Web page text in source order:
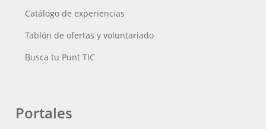
Catálogo de experiencias
Tablón de ofertas y voluntariado
Busca tu Punt TIC
Portales